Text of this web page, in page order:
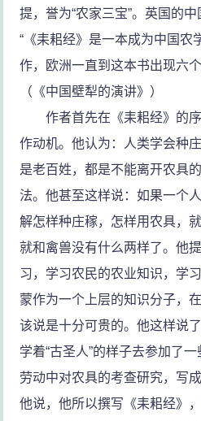
提，誉为“农家三宝”。英国的
“《耒耜经》是一本成为中国农
作，欧洲一直到这本书出现六
（《中国壁犁的演讲》）
作者首先在《耒耜经》的序
作动机。他认为：人类学会种
是老百姓，都是不能离开农具
法。他甚至这样说：如果一个
解怎样种庄稼，怎样用农具，
就和禽兽没有什么两样了。他
习，学习农民的农业知识，学
蒙作为一个上层的知识分子，
该说是十分可贵的。他这样说
学着“古圣人”的样子去参加了
劳动中对农具的考查研究，写
他说，他所以撰写《耒耜经》